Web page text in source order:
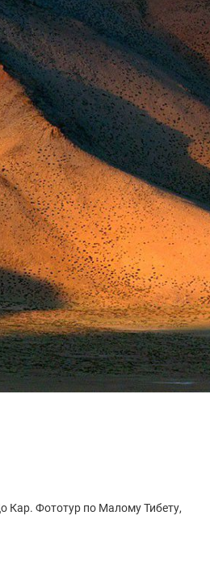
Кар. Фототур по Малому Тибету,